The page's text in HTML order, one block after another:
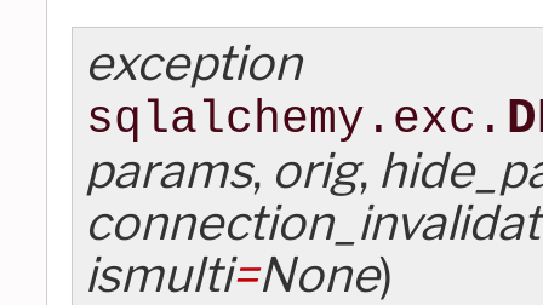
exception
sqlalchemy.exc.
params, orig,
ismulti=None)